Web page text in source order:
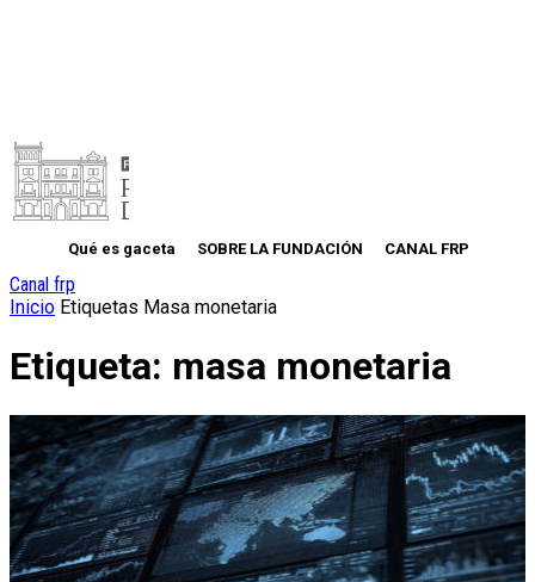
Qué es gaceta SOBRE LA FUNDACIÓN CANAL FRP
Canal frp
Inicio Etiquetas Masa monetaria
Etiqueta: masa monetaria